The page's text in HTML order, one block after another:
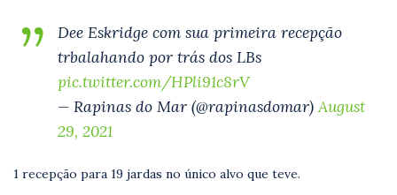
Dee Eskridge com sua primeira recepção
trbalahando por trás dos LBs
pic.twitter.com/HPli91c8rV
— Rapinas do Mar (@rapinasdomar)August
29, 2021
1 recepção para 19 jardas no único alvo que teve.